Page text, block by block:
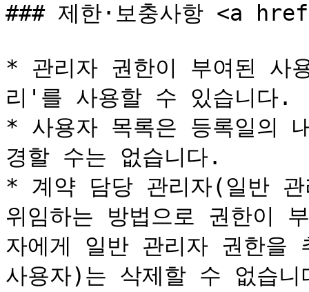
### 제한·보충사항 <a
* 관리자 권한이 부여된 사
리'를 사용할 수 있습니다.
* 사용자 목록은 등록일의
경할 수는 없습니다.
* 계약 담당 관리자(일반 관
위임하는 방법으로 권한이
자에게 일반 관리자 권한을
사용자)는 삭제할 수 없습